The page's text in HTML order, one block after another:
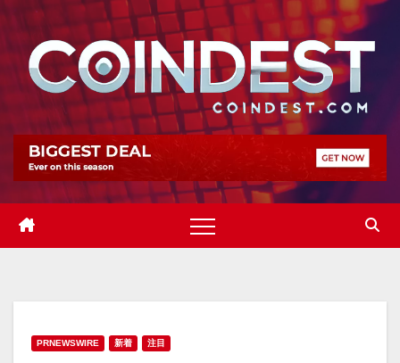
Skip
content
PRNEWSWIRE 新着 注目